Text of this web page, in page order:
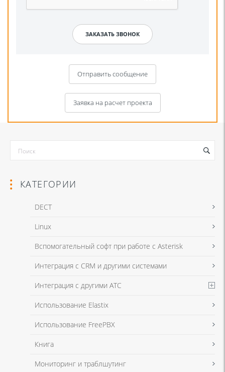
Отправить сообщение
Я даю согласие на обработку моих персональных данных для связи
в соответствии с Политикой в отношении обработки персональных
Заявка на расчет проекта
Я даю согласие на обработку моих персональных данных для связи
в соответствии с Политикой в отношении обработки персональных
КАТЕГОРИИ
DECT
Linux
Вспомогательный софт при работе с Asterisk
Интеграция с CRM и другими системами
Интеграция с другими АТС
Использование Elastix
Использование FreePBX
Книга
Мониторинг и траблшутинг